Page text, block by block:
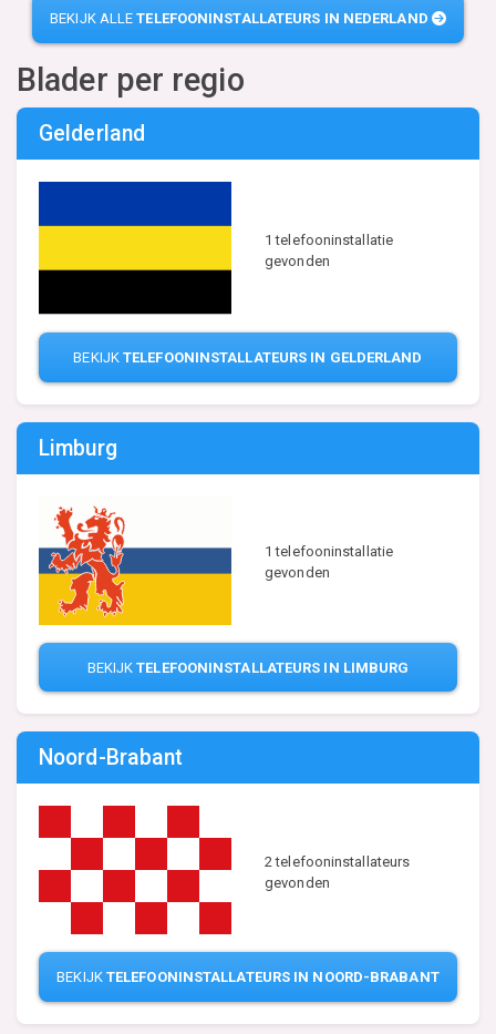
BEKIJK ALLETELEFOONINSTALLATEURS IN NEDERLAND
Blader per regio
Gelderland
1 telefooninstallatie
gevonden
BEKIJKTELEFOONINSTALLATEURS IN GELDERLAND
Limburg
1 telefooninstallatie
gevonden
BEKIJKTELEFOONINSTALLATEURS IN LIMBURG
Noord-Brabant
2 telefooninstallateurs
gevonden
BEKIJK TELEFOONINSTALLATEURS IN NOORD-BRABANT